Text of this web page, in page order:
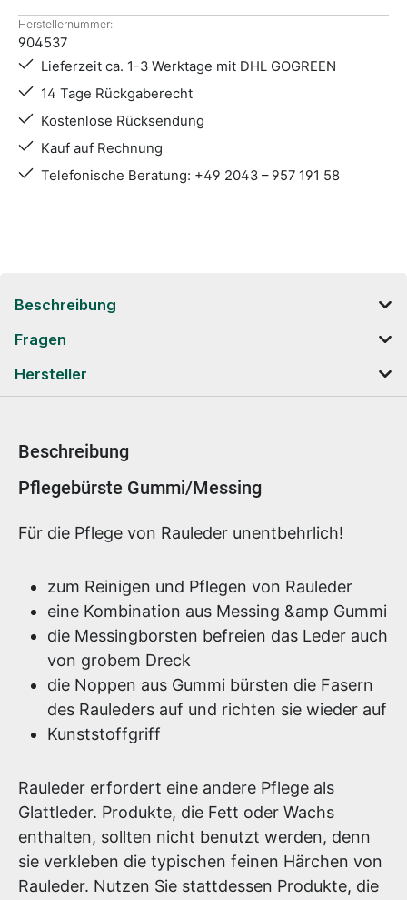
Herstellernummer:
904537
Lieferzeit ca. 1-3 Werktage mit DHL GOGREEN
14 Tage Rückgaberecht
Kostenlose Rücksendung
Kauf auf Rechnung
Telefonische Beratung: +49 2043 – 957 191 58
Beschreibung
Fragen
Hersteller
Beschreibung
Produktinformationen
Pflegebürste Gummi/Messing
Für die Pflege von Rauleder unentbehrlich!
zum Reinigen und Pflegen von Rauleder
eine Kombination aus Messing &amp Gummi
die Messingborsten befreien das Leder auch
von grobem Dreck
die Noppen aus Gummi bürsten die Fasern
des Rauleders auf und richten sie wieder auf
Kunststoffgriff
Rauleder erfordert eine andere Pflege als
Glattleder. Produkte, die Fett oder Wachs
enthalten, sollten nicht benutzt werden, denn
sie verkleben die typischen feinen Härchen von
Rauleder. Nutzen Sie stattdessen Produkte, die